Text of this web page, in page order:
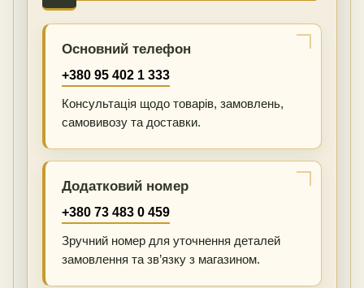
Основний телефон
+380 95 402 1 333
Консультація щодо товарів, замовлень,
самовивозу та доставки.
Додатковий номер
+380 73 483 0 459
Зручний номер для уточнення деталей
замовлення та зв’язку з магазином.